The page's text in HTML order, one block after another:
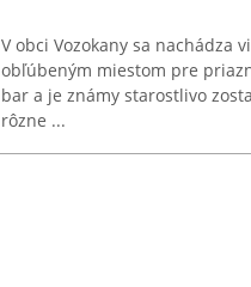
V obci Vozokany sa nachádza
obľúbeným miestom pre
bar a je známy starostlivo
rôzne ...